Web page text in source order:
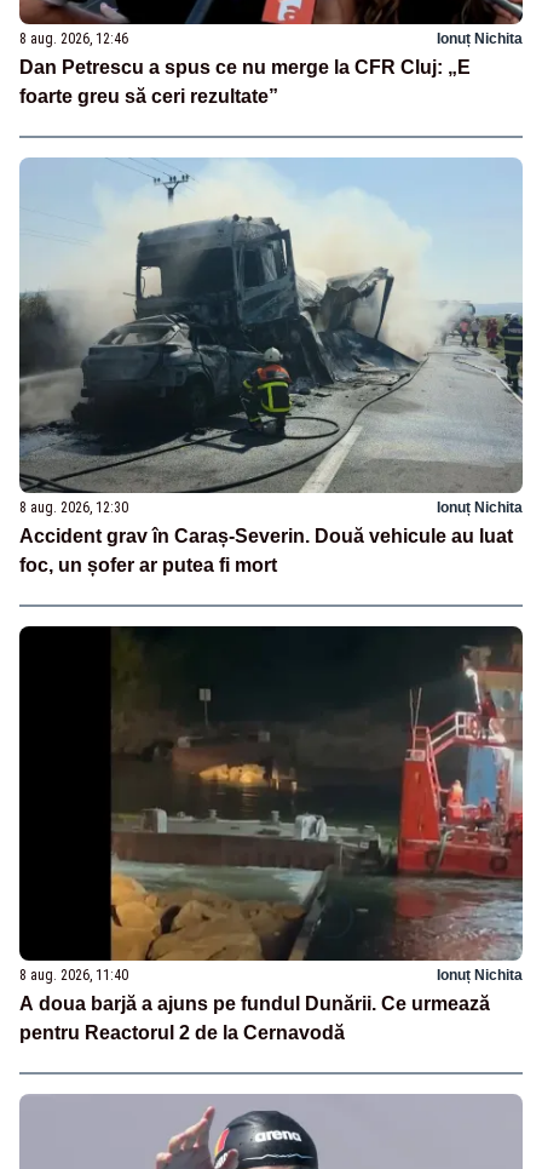
8 aug. 2026, 12:46 Ionuț Nichita
Dan Petrescu a spus ce nu merge la CFR Cluj: „E
foarte greu să ceri rezultate”
8 aug. 2026, 12:30 Ionuț Nichita
Accident grav în Caraș-Severin. Două vehicule au luat
foc, un șofer ar putea fi mort
8 aug. 2026, 11:40 Ionuț Nichita
A doua barjă a ajuns pe fundul Dunării. Ce urmează
pentru Reactorul 2 de la Cernavodă